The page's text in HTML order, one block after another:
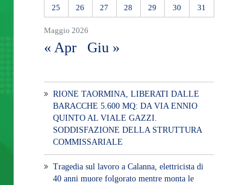
Maggio 2026
25 26 27 28 29 30 31
« Apr Giu »
RIONE TAORMINA, LIBERATI DALLE
BARACCHE 5.600 MQ: DA VIA ENNIO
QUINTO AL VIALE GAZZI.
SODDISFAZIONE DELLA STRUTTURA
COMMISSARIALE
Tragedia sul lavoro a Calanna, elettricista di
40 anni muore folgorato mentre monta le